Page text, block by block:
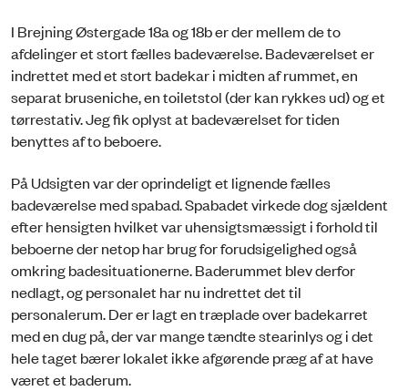
I Brejning Østergade 18a og 18b er der mellem de to
afdelinger et stort fælles badeværelse. Badeværelset er
indrettet med et stort badekar i midten af rummet, en
separat bruseniche, en toiletstol (der kan rykkes ud) og et
tørrestativ. Jeg fik oplyst at badeværelset for tiden
benyttes af to beboere.
På Udsigten var der oprindeligt et lignende fælles
badeværelse med spabad. Spabadet virkede dog sjældent
efter hensigten hvilket var uhensigtsmæssigt i forhold til
beboerne der netop har brug for forudsigelighed også
omkring badesituationerne. Baderummet blev derfor
nedlagt, og personalet har nu indrettet det til
personalerum. Der er lagt en træplade over badekarret
med en dug på, der var mange tændte stearinlys og i det
hele taget bærer lokalet ikke afgørende præg af at have
været et baderum.